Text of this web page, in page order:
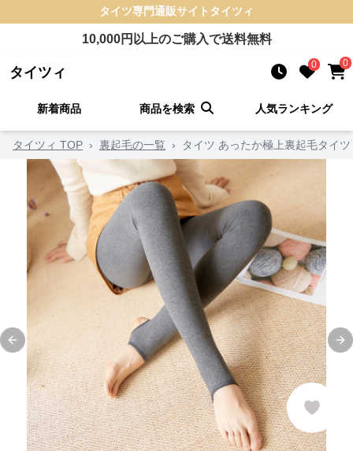
タイツ専門通販サイト タイツィ
10,000円以上のご購入で送料無料
タイツィ 0 0
新着商品 商品を検索 人気ランキング
タイツィ TOP › 裏起毛の一覧 › タイツ あったか極上裏起毛タイツ
Previous slide